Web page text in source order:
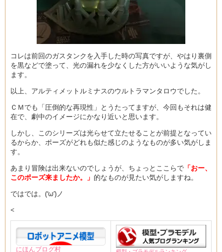
コレは前回のガスタンクを入手した時の写真ですが、やはり裏側
を黒などで塗って、光の漏れを少なくした方がいいような気がし
ます。
以上、アルティメットルミナスのウルトラマンタロウでした。
ＣＭでも「圧倒的な再現性」とうたってますが、今回もそれは健
在で、劇中のイメージにかなり近いと思います。
しかし、このシリーズは光らせて立たせることが前提となってい
るからか、ポーズがどれも似た感じのようなものが多い気がしま
す。
あまり冒険は出来ないのでしょうが、ちょっとここらで 「おー、
このポーズ来ましたか。」 的なものが見たい気がしますね。
ではでは。(‘ω’)ノ
<
にほんブログ村